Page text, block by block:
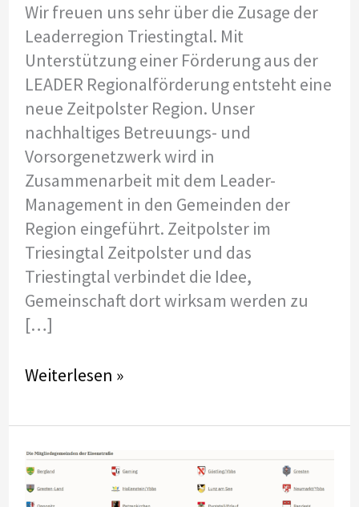
Wir freuen uns sehr über die Zusage der
Leaderregion Triestingtal. Mit
Unterstützung einer Förderung aus der
LEADER Regionalförderung entsteht eine
neue Zeitpolster Region. Unser
nachhaltiges Betreuungs- und
Vorsorgenetzwerk wird in
Zusammenarbeit mit dem Leader-
Management in den Gemeinden der
Region eingeführt. Zeitpolster im
Triesingtal Zeitpolster und das
Triestingtal verbindet die Idee,
Gemeinschaft dort wirksam werden zu
[…]
Zeitpolster
in
Region
Triestingtal
(Niederösterreich)
Weiterlesen »